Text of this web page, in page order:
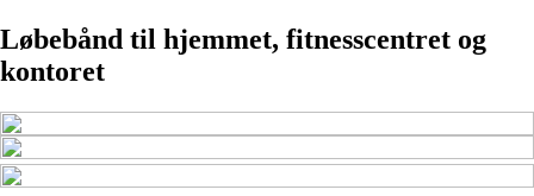
Løbebånd til hjemmet, fitnesscentret og
kontoret